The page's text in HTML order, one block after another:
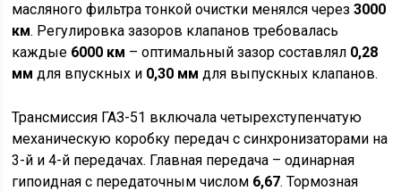
масляного фильтра тонкой очистки менялся через3000
км. Регулировка зазоров клапанов требовалась
каждые 6000 км – оптимальный зазор составлял 0,28
мм для впускных и 0,30 мм для выпускных клапанов.
Трансмиссия ГАЗ-51 включала четырехступенчатую
механическую коробку передач с синхронизаторами на
3-й и 4-й передачах. Главная передача – одинарная
гипоидная с передаточным числом 6,67. Тормозная